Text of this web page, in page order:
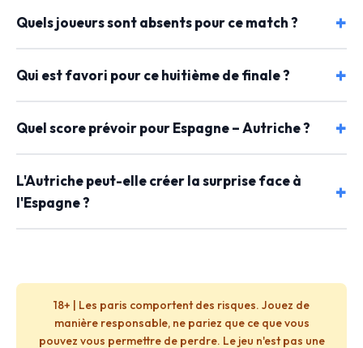
Quels joueurs sont absents pour ce match ?
Qui est favori pour ce huitième de finale ?
Quel score prévoir pour Espagne – Autriche ?
L'Autriche peut-elle créer la surprise face à
l'Espagne ?
18+ | Les paris comportent des risques. Jouez de
manière responsable, ne pariez que ce que vous
pouvez vous permettre de perdre. Le jeu n'est pas une